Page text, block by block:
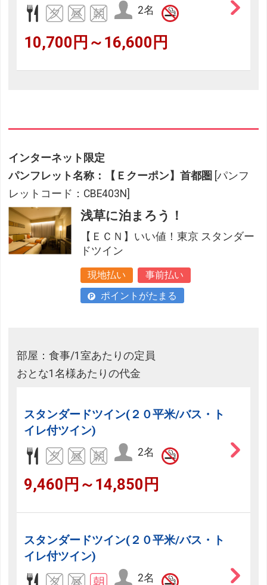
2名
10,700円～16,600円
インターネット限定
パンフレット名称：【Ｅクーポン】首都圏 [パンフ
レットコード：CBE403N]
浅草に泊まろう！
【ＥＣＮ】いい値！東京 スタンダー
ドツイン
現地払い
事前払い
ポイントがたまる
部屋：食事/1室あたりの定員
おとな1名様あたりの代金
スタンダードツイン(２０平米/バス・ト
イレ付ツイン)
2名
9,460円～14,850円
スタンダードツイン(２０平米/バス・ト
イレ付ツイン)
2名